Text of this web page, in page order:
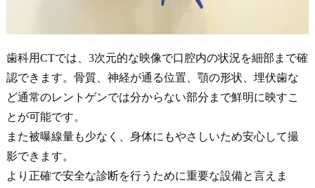
歯科用CTでは、3次元的な映像で口腔内の状況を細部まで確
認できます。骨質、神経が通る位置、顎の形状、埋伏歯な
ど通常のレントゲンでは分からない部分まで鮮明に映すこ
とが可能です。
また被曝線量も少なく、身体にもやさしいため安心して撮
影できます。
より正確で安全な診断を行うために重要な設備と言えま